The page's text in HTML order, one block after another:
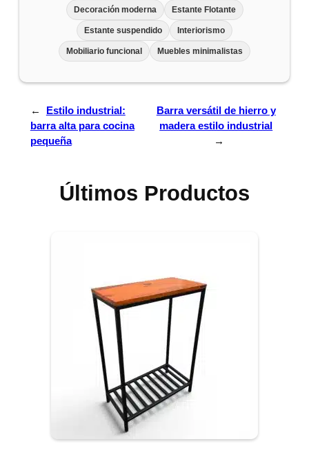
Decoración moderna Estante Flotante
Estante suspendido Interiorismo
Mobiliario funcional Muebles minimalistas
←
Estilo industrial:
barra alta para cocina
pequeña
Barra versátil de hierro y
madera estilo industrial
→
Últimos Productos